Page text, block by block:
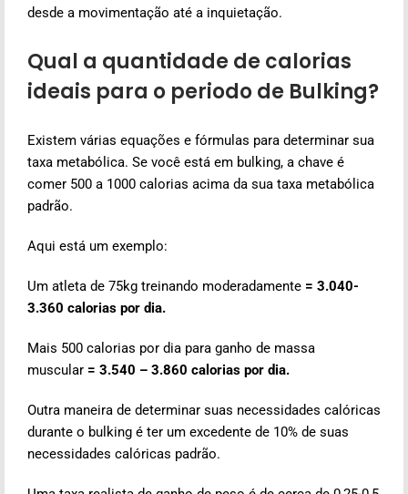
desde a movimentação até a inquietação.
Qual a quantidade de calorias
ideais para o periodo de Bulking?
Existem várias equações e fórmulas para determinar sua
taxa metabólica. Se você está em bulking, a chave é
comer 500 a 1000 calorias acima da sua taxa metabólica
padrão.
Aqui está um exemplo:
Um atleta de 75kg treinando moderadamente = 3.040-
3.360 calorias por dia.
Mais 500 calorias por dia para ganho de massa
muscular = 3.540 – 3.860 calorias por dia.
Outra maneira de determinar suas necessidades calóricas
durante o bulking é ter um excedente de 10% de suas
necessidades calóricas padrão.